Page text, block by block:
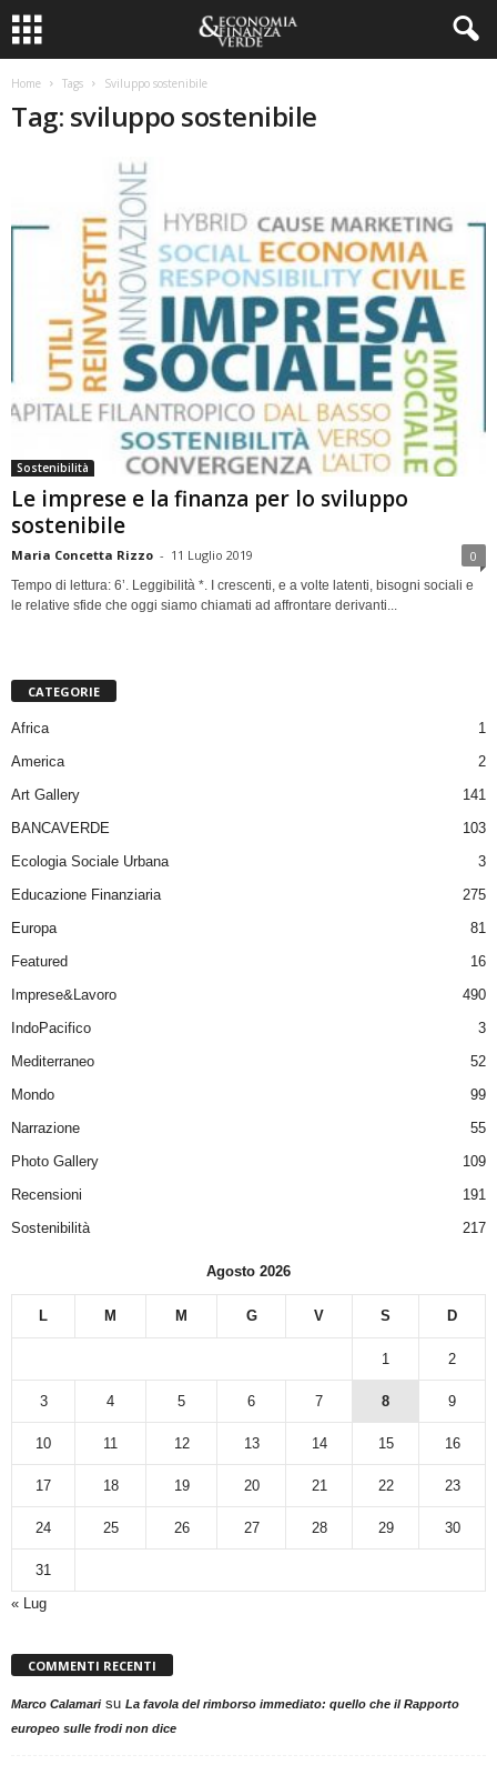
Home Tags Sviluppo sostenibile
Tag: sviluppo sostenibile
Sostenibilità
Le imprese e la finanza per lo sviluppo
sostenibile
Maria Concetta Rizzo - 11 Luglio 2019 0
Tempo di lettura: 6’. Leggibilità *. I crescenti, e a volte latenti, bisogni sociali e
le relative sfide che oggi siamo chiamati ad affrontare derivanti...
CATEGORIE
Africa
1
America
2
Art Gallery
141
BANCAVERDE
103
Ecologia Sociale Urbana
3
Educazione Finanziaria
275
Europa
81
Featured
16
Imprese&Lavoro
490
IndoPacifico
3
Mediterraneo
52
Mondo
99
Narrazione
55
Photo Gallery
109
Recensioni
191
Sostenibilità
217
Agosto 2026
L M M G V S D
1 2
3 4 5 6 7 8 9
10 11 12 13 14 15 16
17 18 19 20 21 22 23
24 25 26 27 28 29 30
31
« Lug
COMMENTI RECENTI
Marco Calamarisu La favola del rimborso immediato: quello che il Rapporto
europeo sulle frodi non dice